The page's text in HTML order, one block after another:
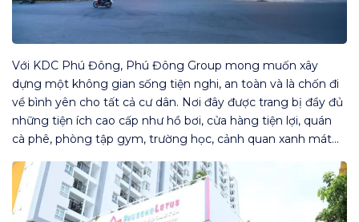
Với KDC Phú Đông, Phú Đông Group mong muốn xây
dựng một không gian sống tiện nghi, an toàn và là chốn đi
về bình yên cho tất cả cư dân. Nơi đây được trang bị đầy đủ
những tiện ích cao cấp như hồ bơi, cửa hàng tiện lợi, quán
cà phê, phòng tập gym, trường học, cảnh quan xanh mát…